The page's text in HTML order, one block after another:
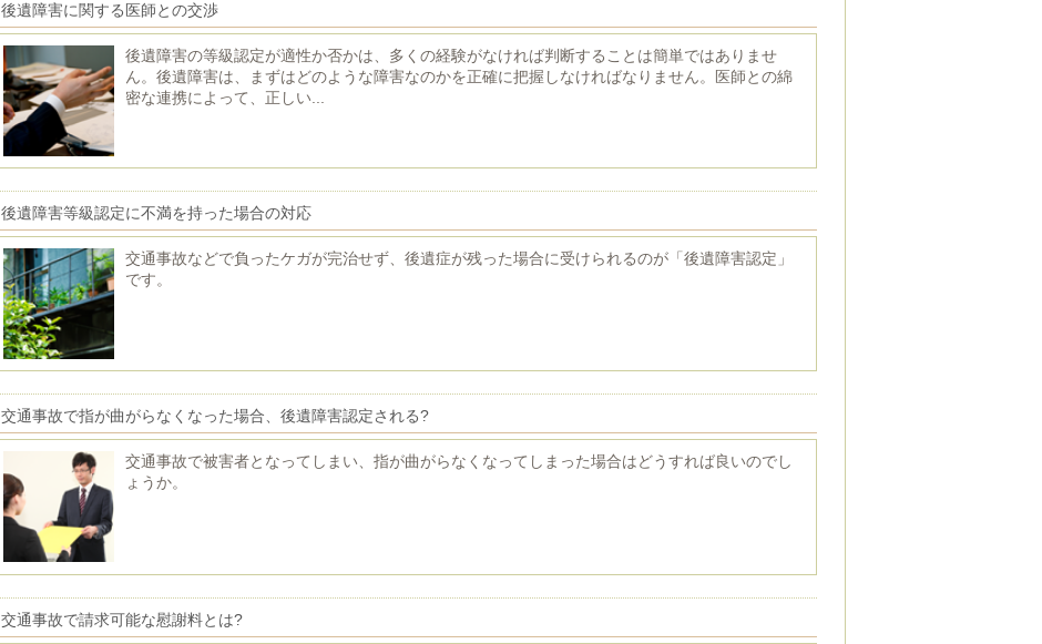
後遺障害に関する医師との交渉
後遺障害の等級認定が適性か否かは、多くの経験がなければ判断することは簡単ではありませ
ん。後遺障害は、まずはどのような障害なのかを正確に把握しなければなりません。医師との綿
密な連携によって、正しい...
後遺障害等級認定に不満を持った場合の対応
交通事故などで負ったケガが完治せず、後遺症が残った場合に受けられるのが「後遺障害認定」
です。
交通事故で指が曲がらなくなった場合、後遺障害認定される?
交通事故で被害者となってしまい、指が曲がらなくなってしまった場合はどうすれば良いのでし
ょうか。
交通事故で請求可能な慰謝料とは?